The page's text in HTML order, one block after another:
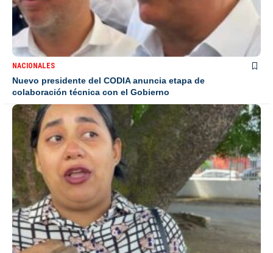
NACIONALES
Nuevo presidente del CODIA anuncia etapa de
colaboración técnica con el Gobierno